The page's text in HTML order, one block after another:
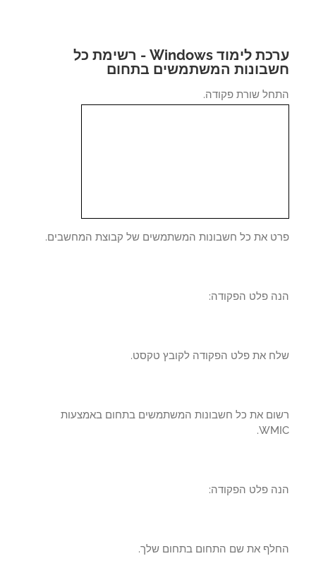
ערכת לימוד Windows - רשימת כל
המשתמשים בתחום
שורת פקודה.
את כל חשבונות המשתמשים של קבוצת המחשבים.
פלט הפקודה:
את פלט הפקודה לקובץ טקסט.
את כל חשבונות המשתמשים בתחום באמצעות
פלט הפקודה:
את שם התחום בתחום שלך.